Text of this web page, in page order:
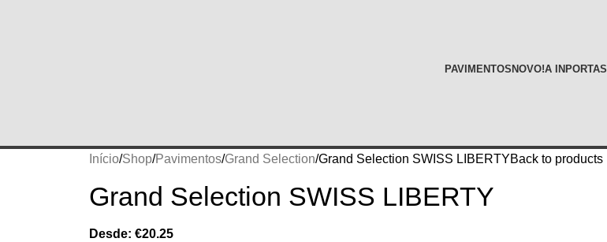
PAVIMENTOS NOVO!A INPORTAS
Início Shop Pavimentos Grand Selection Grand Selection SWISS LIBERTYBack to products
Grand Selection SWISS LIBERTY
Desde: €20.25